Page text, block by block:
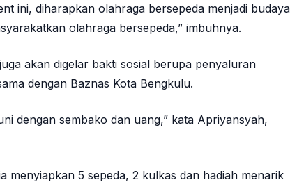
ini, diharapkan olahraga bersepeda menjadi budaya
olahraga bersepeda,” imbuhnya.
akan digelar bakti sosial berupa penyaluran
dengan Baznas Kota Bengkulu.
dengan sembako dan uang,” kata Apriyansyah,
menyiapkan 5 sepeda, 2 kulkas dan hadiah menarik